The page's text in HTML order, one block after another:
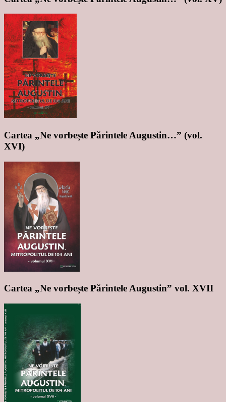
Cartea „Ne vorbeşte Părintele Augustin…” (vol.
XVI)
Cartea „Ne vorbeşte Părintele Augustin” vol. XVII